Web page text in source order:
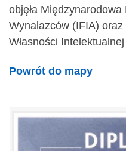
objęła
Wynalazców (IFIA)
Własności
Powrót do mapy